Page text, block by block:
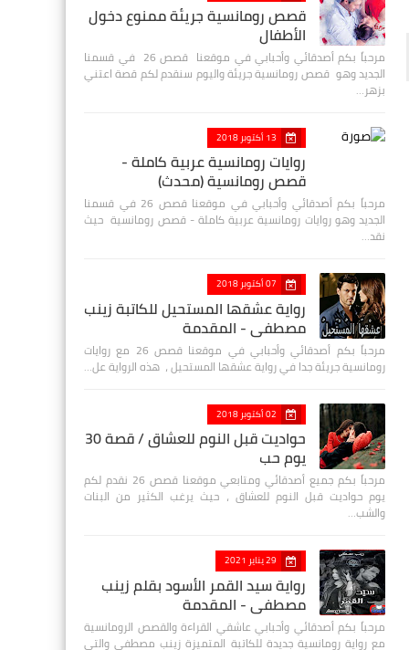
قصص رومانسية جريئة ممنوع دخول
الأطفال
مرحباً بكم أصدقائي وأحبابي في موقعنا قصص 26 في قسمنا
الجديد وهو قصص رومانسية جريئة واليوم سنقدم لكم قصة اعتني
بزهر…
13 أكتوبر 2018
روايات رومانسية عربية كاملة -
قصص رومانسية (محدث)
مرحباً بكم أصدقائي وأحبابي في موقعنا قصص 26 في قسمنا
الجديد وهو روايات رومانسية عربية كاملة - قصص رومانسية حيث
نقد…
07 أكتوبر 2018
رواية عشقها المستحيل للكاتبة زينب
مصطفي - المقدمة
مرحباً بكم أصدقائي وأحبابي في موقعنا قصص 26 مع روايات
رومانسية جريئة جدا في رواية عشقها المستحيل ، هذه الرواية عل…
02 أكتوبر 2018
حواديت قبل النوم للعشاق / قصة 30
يوم حب
مرحباً بكم جميع أصدقائي ومتابعي موقعنا قصص 26 نقدم لكم
يوم حواديت قبل النوم للعشاق ، حيث يرغب الكثير من البنات
والشب…
29 يناير 2021
رواية سيد القمر الأسود بقلم زينب
مصطفي - المقدمة
مرحباً بكم أصدقائي وأحبابي عاشقي القراءة والقصص الرومانسية
مع رواية رومانسية جديدة للكاتبة المتميزة زينب مصطفى والتي